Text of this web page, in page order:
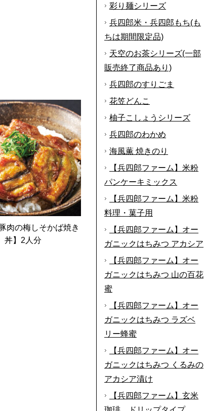
肉の梅しそかば焼き
丼】2人分
彩り麺シリーズ
兵四郎米・兵四郎もち(も
ちは期間限定品)
天空のお茶シリーズ(一部
販売終了商品あり)
兵四郎のすりごま
花笠どんこ
柚子こしょうシリーズ
兵四郎のわかめ
海風薫 焼きのり
【兵四郎ファーム】米粉
パンケーキミックス
【兵四郎ファーム】米粉
料理・菓子用
【兵四郎ファーム】オー
ガニックはちみつ アカシア
【兵四郎ファーム】オー
ガニックはちみつ 山の百花
蜜
【兵四郎ファーム】オー
ガニックはちみつ ラズベ
リー蜂蜜
【兵四郎ファーム】オー
ガニックはちみつ くるみの
アカシア漬け
【兵四郎ファーム】玄米